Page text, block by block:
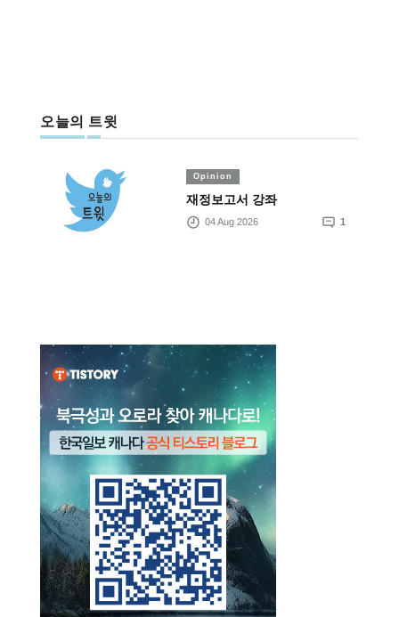
오늘의 트윗
Opinion
재정보고서 강좌
04 Aug 2026 1